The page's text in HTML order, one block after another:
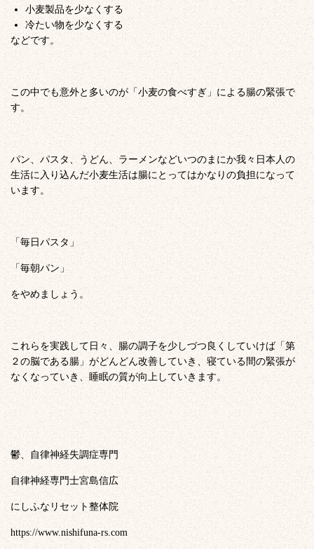
小麦製品を少なくする
冷たい物を少なくする
などです。
この中でも意外と多いのが「小麦の食べすぎ」による腸の緊張で
す。
パン、パスタ、うどん、ラーメンなどいつのまにか我々日本人の
生活に入り込んだ小麦生活は腸にとってはかなりの負担になって
います。
「毎日パスタ」
「毎朝パン」
をやめましょう。
これらを実践して日々、腸の調子を少しづつ良くしていけば「第
２の脳である腸」がどんどん改善していき、寝ている間の緊張が
なくなっていき、睡眠の質が向上していきます。
鬱、自律神経失調症専門
自律神経専門士宮島信広
にしふなリセット整体院
https://www.nishifuna-rs.com